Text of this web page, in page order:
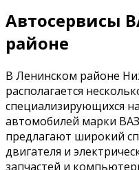
Автосервисы
районе
В Ленинском районе
располагается
специализирующихся
автомобилей марки
предлагают широкий
двигателя и
запчастей и